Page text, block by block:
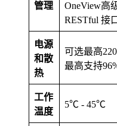
管理
OneView高
RESTful 接
电源
和散
热
可选最高
最高支持
工作
温度
5℃ - 45℃